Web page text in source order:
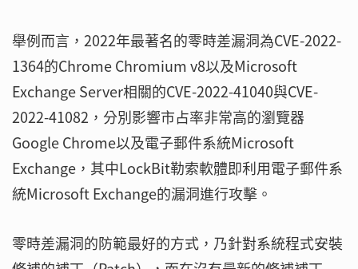
舉例而言，2022年最著名的零時差漏洞為CVE-2022-
1364的Chrome Chromium v8以及Microsoft
Exchange Server相關的CVE-2022-41040與CVE-
2022-41082，分別影響市占率非常高的瀏覽器
Google Chrome以及電子郵件系統Microsoft
Exchange，其中LockBit勒索軟體即利用電子郵件系
統Microsoft Exchange的漏洞進行攻擊。
零時差漏洞的防範最好的方式，乃針對系統程式安裝